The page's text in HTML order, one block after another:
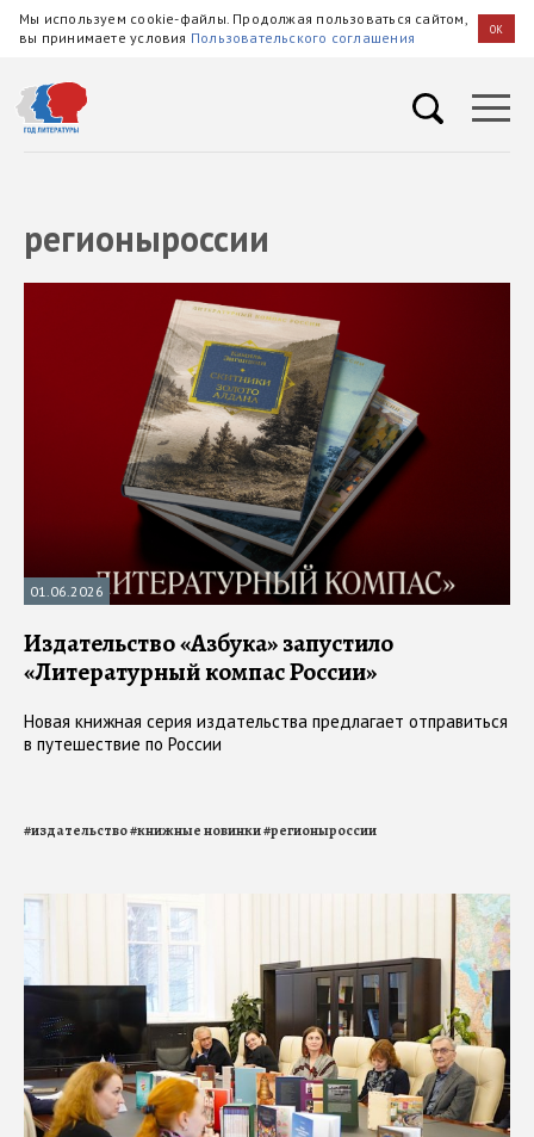
Мы используем cookie-файлы. Продолжая пользоваться сайтом,
вы принимаете условия Пользовательского соглашения OK
регионыроссии
01.06.2026
Издательство «Азбука» запустило
«Литературный компас России»
Новая книжная серия издательства предлагает отправиться
в путешествие по России
#издательство#книжные новинки#регионыроссии